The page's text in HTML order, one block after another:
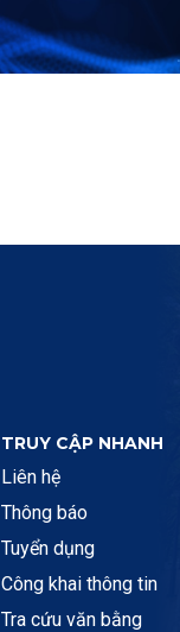
TRUY CẬP NHANH
Liên hệ
Thông báo
Tuyển dụng
Công khai thông tin
Tra cứu văn bằng